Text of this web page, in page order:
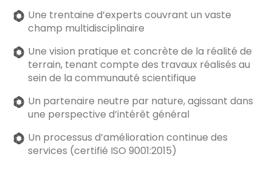
Une trentaine d’experts couvrant un vaste
champ multidisciplinaire
Une vision pratique et concrète de la réalité de
terrain, tenant compte des travaux réalisés au
sein de la communauté scientifique
Un partenaire neutre par nature, agissant dans
une perspective d’intérêt général
Un processus d’amélioration continue des
services (certifié ISO 9001:2015)